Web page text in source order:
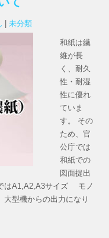
未分類
和紙は繊
維が長
く、耐久
性・耐湿
性に優れ
ていま
す。 その
ため、官
公庁では
和紙での
図面提出
はA1,A2,A3サイズ モノ
型機からの出力になり